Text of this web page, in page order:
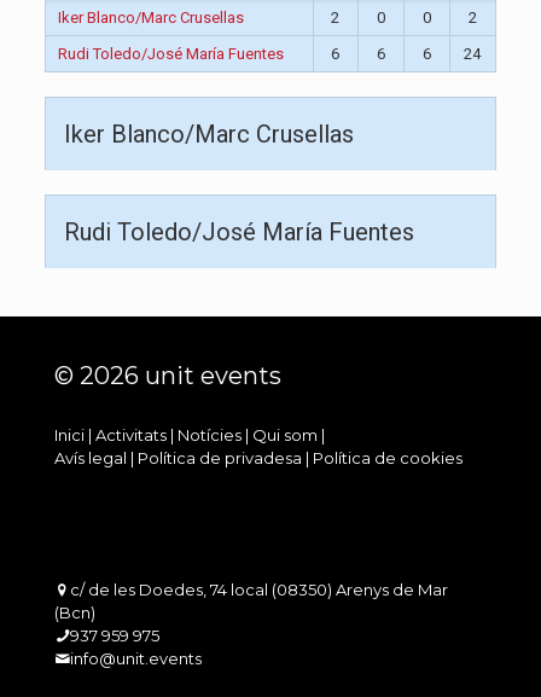
Iker Blanco/Marc Crusellas 2 0 0
2
Rudi Toledo/José María Fuentes
6 6 6 24
Iker Blanco/Marc Crusellas
Rudi Toledo/José María Fuentes
© 2026 unit events
Inici | Activitats | Notícies | Qui som |
Avís legal | Política de privadesa | Política de cookies
c/ de les Doedes, 74 local (08350) Arenys de Mar
(Bcn)
937 959 975
info@unit.events